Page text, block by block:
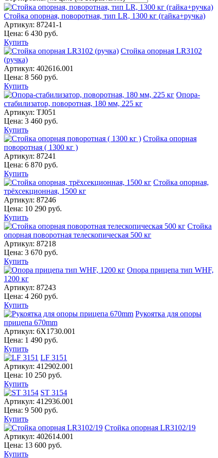
Стойка опорная, поворотная, тип LR, 1300 кг (гайка+ручка)
Артикул: 87241-1
Цена: 6 430 руб.
Купить
Стойка опорная LR3102
(ручка)
Артикул: 402616.001
Цена: 8 560 руб.
Купить
Опора-
стабилизатор, поворотная, 180 мм, 225 кг
Артикул: TJ051
Цена: 3 460 руб.
Купить
Стойка опорная
поворотная ( 1300 кг )
Артикул: 87241
Цена: 6 870 руб.
Купить
Стойка опорная,
трёхсекционная, 1500 кг
Артикул: 87246
Цена: 10 290 руб.
Купить
Стойка
опорная поворотная телескопическая 500 кг
Артикул: 87218
Цена: 3 670 руб.
Купить
Опора прицепа тип WHF,
1200 кг
Артикул: 87243
Цена: 4 260 руб.
Купить
Рукоятка для опоры
прицепа 670mm
Артикул: 6X1730.001
Цена: 1 490 руб.
Купить
LF 3151
Артикул: 412902.001
Цена: 10 250 руб.
Купить
ST 3154
Артикул: 412936.001
Цена: 9 500 руб.
Купить
Стойка опорная LR3102/19
Артикул: 402614.001
Цена: 13 600 руб.
Купить